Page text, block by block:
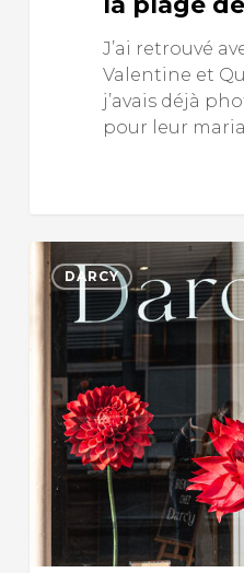
J’ai retrouvé
Valentine et
j’avais déjà
pour leur
DARCY